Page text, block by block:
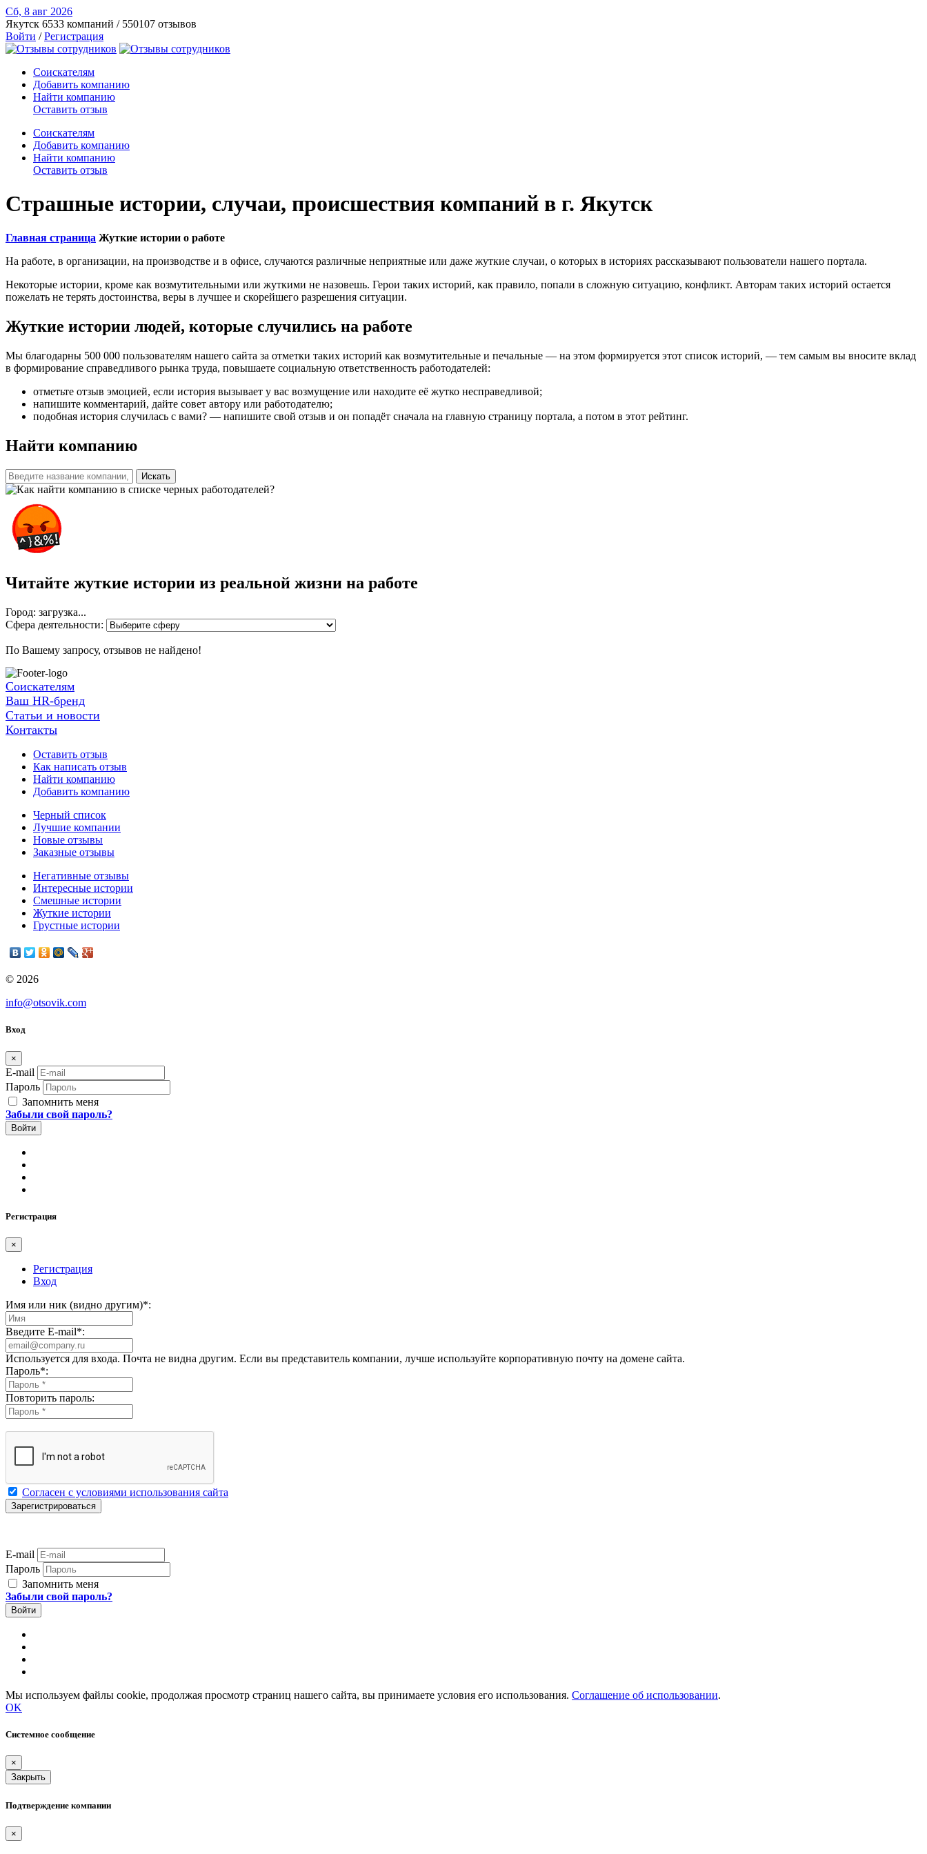
Сб, 8 авг 2026
Якутск 6533 компаний / 550107 отзывов
Войти /Регистрация
Соискателям
Добавить компанию
Найти компанию
Оставить отзыв
Соискателям
Добавить компанию
Найти компанию
Оставить отзыв
Страшные истории, случаи, происшествия компаний в г. Якутск
Главная страница Жуткие истории о работе
На работе, в организации, на производстве и в офисе, случаются различные неприятные или даже жуткие случаи, о которых в историях рассказывают пользователи нашего портала.
Некоторые истории, кроме как возмутительными или жуткими не назовешь. Герои таких историй, как правило, попали в сложную ситуацию, конфликт. Авторам таких историй остается
пожелать не терять достоинства, веры в лучшее и скорейшего разрешения ситуации.
Жуткие истории людей, которые случились на работе
Мы благодарны 500 000 пользователям нашего сайта за отметки таких историй как возмутительные и печальные — на этом формируется этот список историй, — тем самым вы вносите вклад
в формирование справедливого рынка труда, повышаете социальную ответственность работодателей:
отметьте отзыв эмоцией, если история вызывает у вас возмущение или находите её жутко несправедливой;
напишите комментарий, дайте совет автору или работодателю;
подобная история случилась с вами? — напишите свой отзыв и он попадёт сначала на главную страницу портала, а потом в этот рейтинг.
Найти компанию
Искать
Читайте жуткие истории из реальной жизни на работе
Город: загрузка...
Сфера деятельности:
По Вашему запросу, отзывов не найдено!
Соискателям
Ваш HR-бренд
Статьи и новости
Контакты
Оставить отзыв
Как написать отзыв
Найти компанию
Добавить компанию
Черный список
Лучшие компании
Новые отзывы
Заказные отзывы
Негативные отзывы
Интересные истории
Смешные истории
Жуткие истории
Грустные истории
© 2026
info@otsovik.com
Вход
×
E-mail
Пароль
Запомнить меня
Забыли свой пароль?
Регистрация
×
Регистрация
Вход
Имя или ник (видно другим)*:
Введите E-mail*:
Используется для входа. Почта не видна другим. Если вы представитель компании, лучше используйте корпоративную почту на домене сайта.
Пароль*:
Повторить пароль:
Согласен с условиями использования сайта
E-mail
Пароль
Запомнить меня
Забыли свой пароль?
Мы используем файлы cookie, продолжая просмотр страниц нашего сайта, вы принимаете условия его использования. Соглашение об использовании.
OK
Системное сообщение
×
Закрыть
Подтверждение компании
×